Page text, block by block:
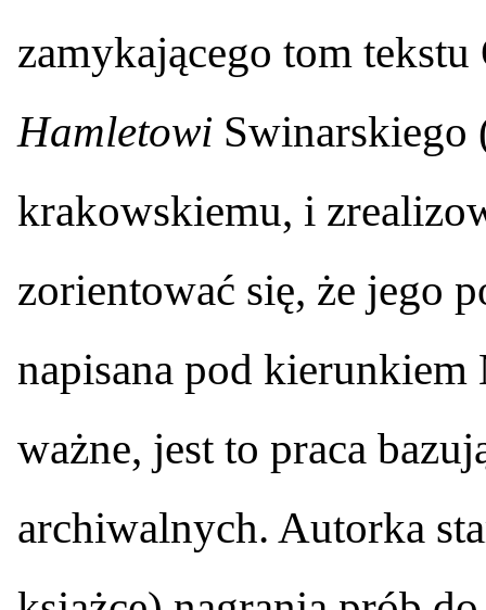
zamykającego tom
Hamletowi Swinarskiego
krakowskiemu, i
zorientować się, że jego
napisana pod
ważne, jest to praca
archiwalnych. Autorka